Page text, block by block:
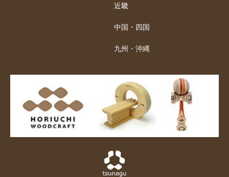
近畿
中国・四国
九州・沖縄